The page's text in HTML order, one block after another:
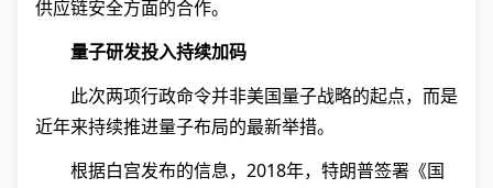
供应链安全方面的合作。
量子研发投入持续加码
此次两项行政命令并非美国量子战略的起点，而是
近年来持续推进量子布局的最新举措。
根据白宫发布的信息，2018年，特朗普签署《国